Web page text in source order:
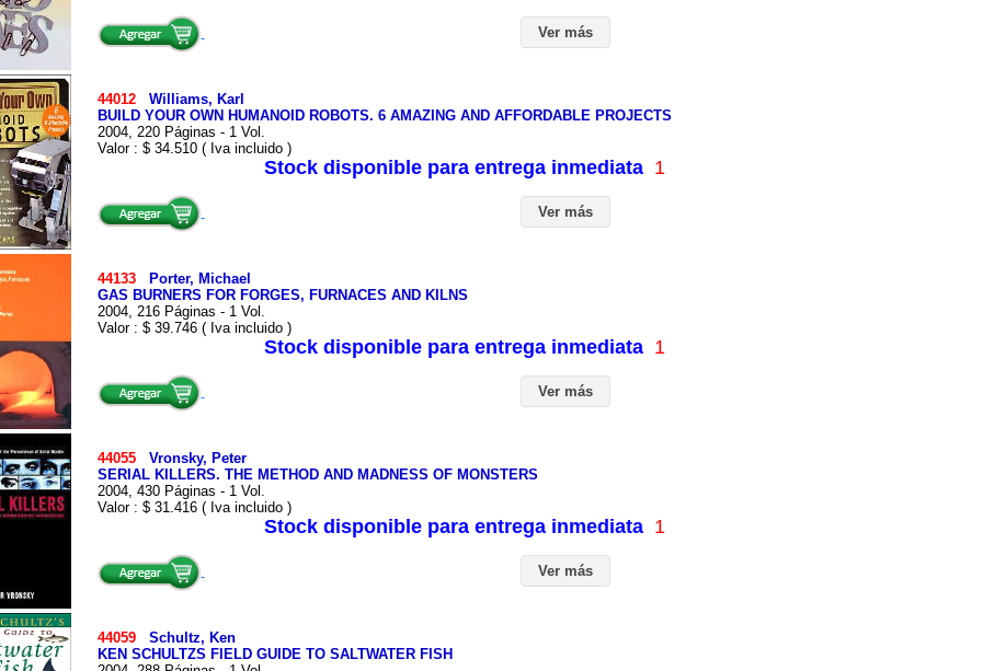
Ver más
44012 Williams, Karl
BUILD YOUR OWN HUMANOID ROBOTS. 6 AMAZING AND AFFORDABLE PROJECTS
2004, 220 Páginas - 1 Vol.
Valor : $ 34.510 ( Iva incluido )
Stock disponible para entrega inmediata 1
Ver más
44133
Porter, Michael
GAS BURNERS FOR FORGES, FURNACES AND KILNS
2004, 216 Páginas - 1 Vol.
Valor : $ 39.746 ( Iva incluido )
Stock disponible para entrega inmediata 1
Ver más
44055 Vronsky, Peter
SERIAL KILLERS. THE METHOD AND MADNESS OF MONSTERS
2004, 430 Páginas - 1 Vol.
Valor : $ 31.416 ( Iva incluido )
Stock disponible para entrega inmediata 1
Ver más
44059 Schultz, Ken
KEN SCHULTZS FIELD GUIDE TO SALTWATER FISH